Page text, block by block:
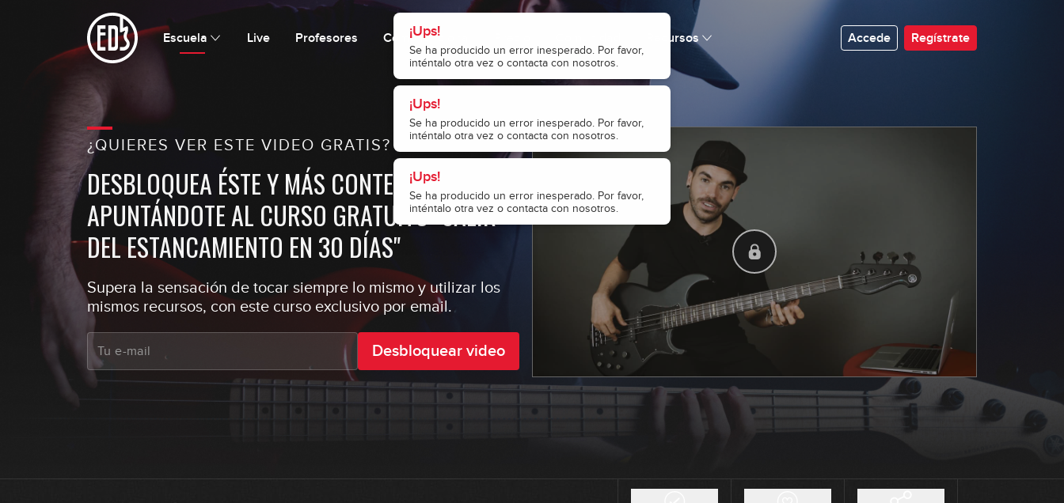
Escuela Live Profesores Cómo funciona Recursos Accede Regístrate
¿QUIERES VER ESTE VIDEO GRATIS?
DESBLOQUEA ÉSTE Y MÁS CONTENIDOS
APUNTÁNDOTE AL CURSO GRATUITO "SALIR
DEL ESTANCAMIENTO EN 30 DÍAS"
Supera la sensación de tocar siempre lo mismo y utilizar los
mismos recursos, con este curso exclusivo por email.
Desbloquear video